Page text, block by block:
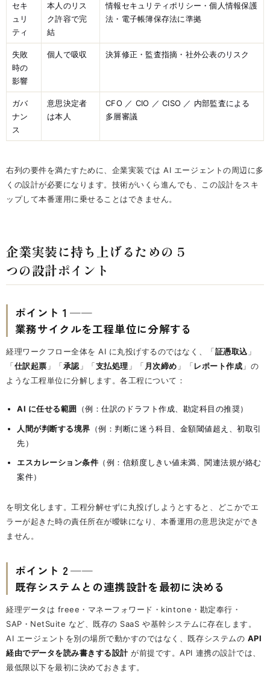
セキ
ュリ
ティ
本人のリス
ク許容で完
結
情報セキュリティポリシー・個人情報保護
法・電子帳簿保存法に準拠
失敗
時の
影響
個人で吸収 決算修正・監査指摘・社外公表のリスク
ガバ
ナン
ス
意思決定者
は本人
CFO ／ CIO ／ CISO ／ 内部監査による
多層審議
右列の要件を満たすために、企業実装では AI エージェントの周辺に多
くの設計が必要になります。技術がいくら進んでも、この設計をスキ
ップして本番運用に乗せることはできません。
企業実装に持ち上げるための 5
つの設計ポイント
ポイント 1 ──
業務サイクルを工程単位に分解する
経理ワークフロー全体を AI に丸投げするのではなく、「証憑取込 」
「仕訳起票 」「承認」「支払処理 」「 月次締め 」「レポート作成 」の
ような工程単位に分解します。各工程について：
AI に任せる範囲 （例：仕訳のドラフト作成、勘定科目の推奨）
人間が判断する境界 （例：判断に迷う科目、金額閾値超え、初取引
先）
エスカレーション条件 （例：信頼度しきい値未満、関連法規が絡む
案件）
を明文化します。工程分解せずに丸投げしようとすると、どこかでエ
ラーが起きた時の責任所在が曖昧になり、本番運用の意思決定ができ
ません。
ポイント 2 ──
既存システムとの連携設計を最初に決める
経理データは freee・マネーフォワード・kintone・勘定奉行・
SAP・NetSuite など、既存の SaaS や基幹システムに存在します。
AI エージェントを別の場所で動かすのではなく、既存システムの API
経由でデータを読み書きする設計が前提です。API 連携の設計では、
最低限以下を最初に決めておきます。